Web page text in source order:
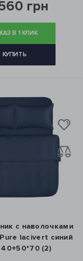
грн
В 1 КЛИК
КУПИТЬ
с наволочками
lacivert синий
(2)